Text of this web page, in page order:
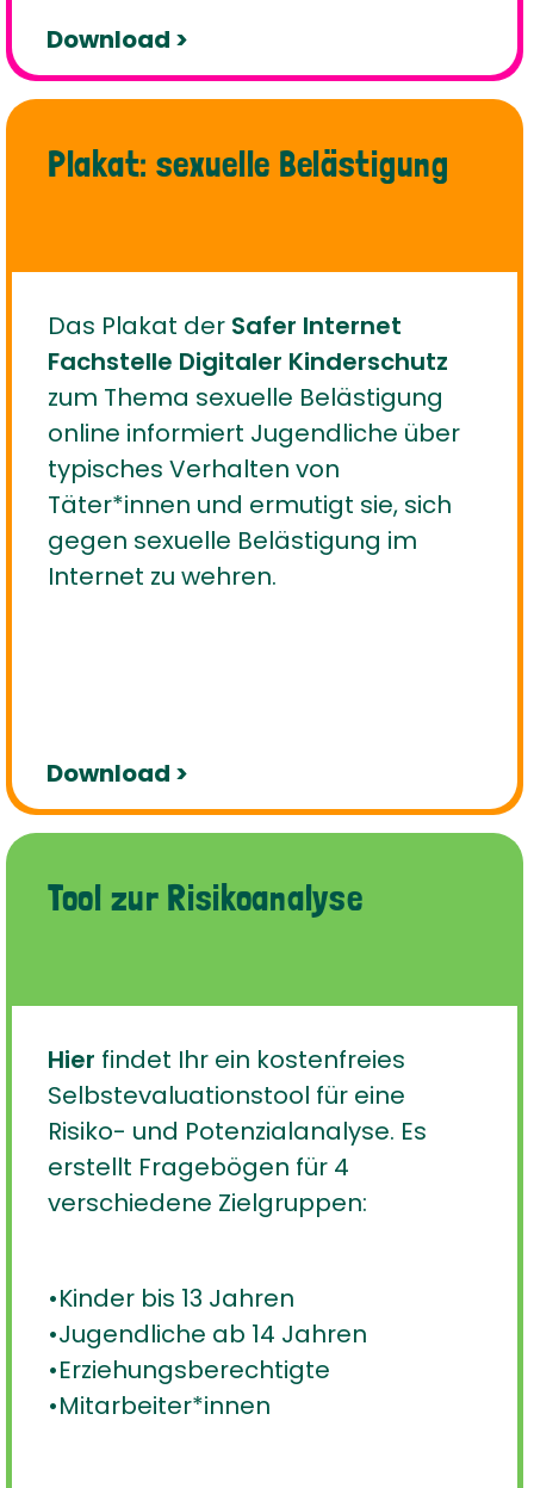
Download >
Plakat: sexuelle Belästigung
Das Plakat der Safer Internet
Fachstelle Digitaler Kinderschutz
zum Thema sexuelle Belästigung
online informiert Jugendliche über
typisches Verhalten von
Täter*innen und ermutigt sie, sich
gegen sexuelle Belästigung im
Internet zu wehren.
Download >
Tool zur Risikoanalyse
Hier findet Ihr ein kostenfreies
Selbstevaluationstool für eine
Risiko- und Potenzialanalyse. Es
erstellt Fragebögen für 4
verschiedene Zielgruppen:
•Kinder bis 13 Jahren
•Jugendliche ab 14 Jahren
•Erziehungsberechtigte
•Mitarbeiter*innen